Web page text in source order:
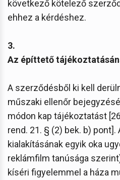
következő kötelező
ehhez a kérdéshez.
3.
Az építtető
A szerződésből ki kell
műszaki ellenőr
módon kap tájékoztatást
rend. 21. § (2) bek. b)
kialakításának egyik oka
reklámfilm tanúsága
kíséri figyelemmel a háza